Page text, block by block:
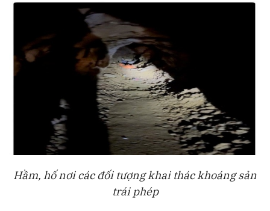
Hầm, hố nơi các đối tượng khai thác khoáng sản
trái phép